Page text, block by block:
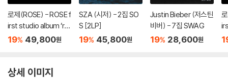
로제(ROSE) - ROSE f
irst studio album ‘ro
sie’ vinyl (vampireho
19% 49,800원
SZA (시저) - 2집 SO
S [2LP]
19% 45,800원
Justin Bieber (저스틴
비버) - 7집 SWAG
19% 28,600원
상세 이미지